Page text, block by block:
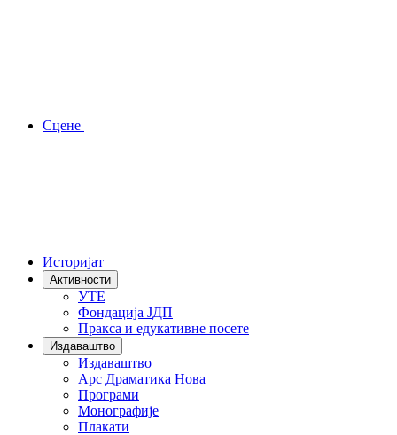
Сцене
Историјат
Активности
УТЕ
Фондација ЈДП
Пракса и едукативне посете
Издаваштво
Издаваштво
Арс Драматика Нова
Програми
Монографије
Плакати